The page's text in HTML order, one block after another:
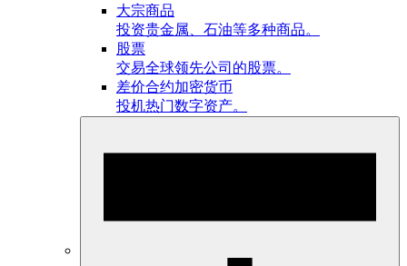
大宗商品
投资贵金属、石油等多种商品。
股票
交易全球领先公司的股票。
差价合约加密货币
投机热门数字资产。